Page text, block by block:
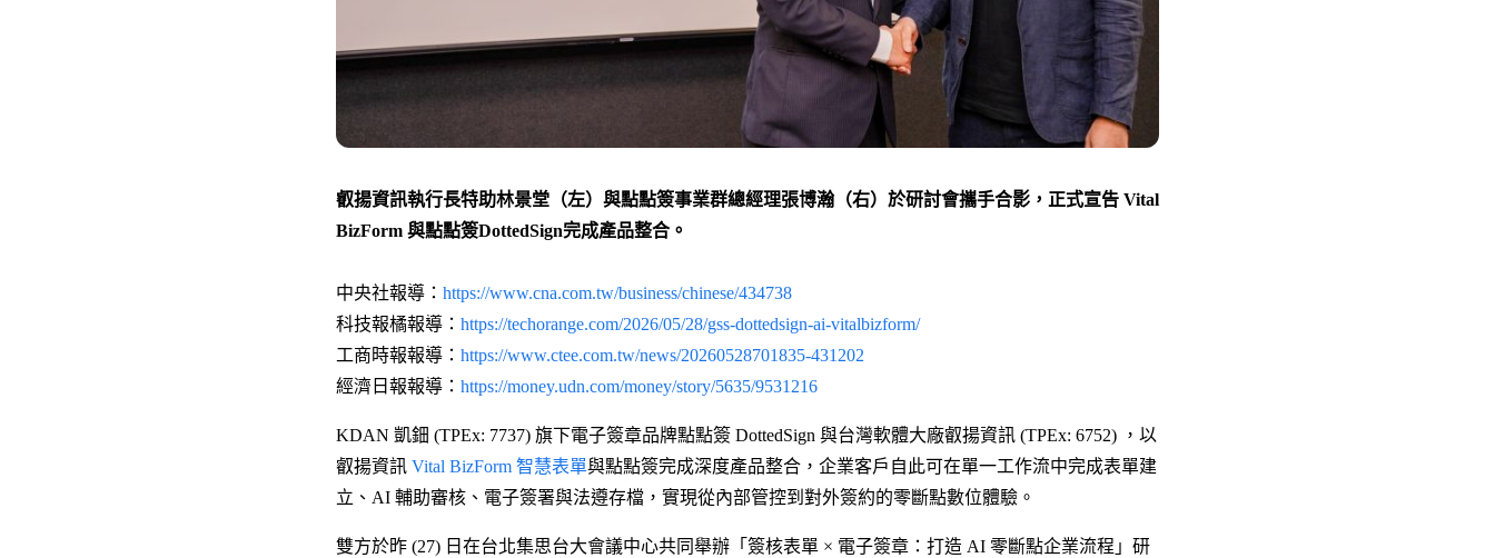
叡揚資訊執行長特助林景堂（左）與點點簽事業群總經理張博瀚（右）於研討會攜手合影，正式宣告 Vital
BizForm 與點點簽DottedSign完成產品整合。
中央社報導： https://www.cna.com.tw/business/chinese/434738
科技報橘報導： https://techorange.com/2026/05/28/gss-dottedsign-ai-vitalbizform/
工商時報報導： https://www.ctee.com.tw/news/20260528701835-431202
經濟日報報導： https://money.udn.com/money/story/5635/9531216
KDAN 凱鈿 (TPEx: 7737) 旗下電子簽章品牌點點簽 DottedSign 與台灣軟體大廠叡揚資訊 (TPEx: 6752) ，以
叡揚資訊 Vital BizForm 智慧表單與點點簽完成深度產品整合，企業客戶自此可在單一工作流中完成表單建
立、AI 輔助審核、電子簽署與法遵存檔，實現從內部管控到對外簽約的零斷點數位體驗。
雙方於昨 (27) 日在台北集思台大會議中心共同舉辦「簽核表單 × 電子簽章：打造 AI 零斷點企業流程」研